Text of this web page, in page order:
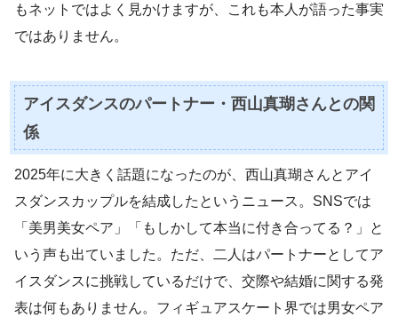
もネットではよく見かけますが、これも本人が語った事実
ではありません。
アイスダンスのパートナー・西山真瑚さんとの関
係
2025年に大きく話題になったのが、西山真瑚さんとアイ
スダンスカップルを結成したというニュース。SNSでは
「美男美女ペア」「もしかして本当に付き合ってる？」と
いう声も出ていました。ただ、二人はパートナーとしてア
イスダンスに挑戦しているだけで、交際や結婚に関する発
表は何もありません。フィギュアスケート界では男女ペア